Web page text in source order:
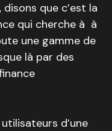
que c’est la
qui cherche à à
une gamme de
là par des
d’une